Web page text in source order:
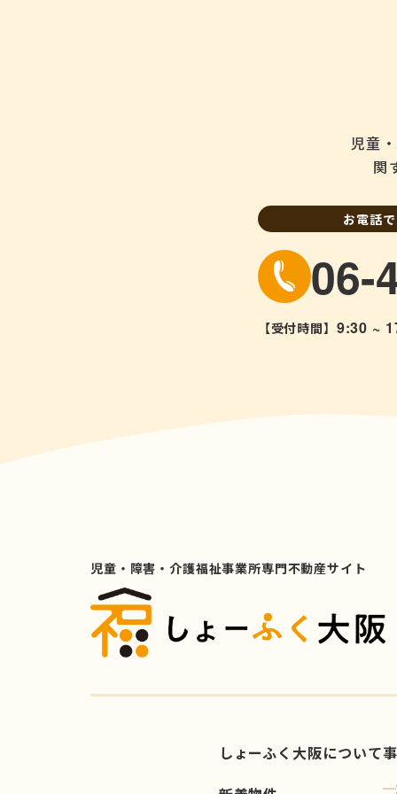
児童
関
お電話
06-
【受付時間】 9:30 ~
児童・障害・介護福祉事業所専門不動産サイト
しょーふく大阪について